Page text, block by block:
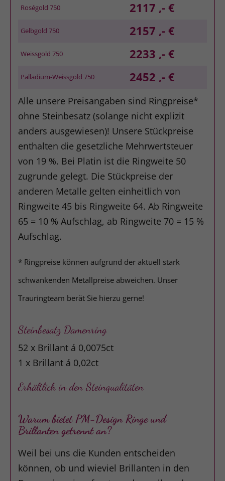
Roségold 750 2117 ,- €
Gelbgold 750 2157 ,- €
Weissgold 750 2233 ,- €
Palladium-Weissgold 750 2452 ,- €
Alle unsere Preisangaben sind Ringpreise*
ohne Steinbesatz (solange nicht explizit
anders ausgewiesen)! Unsere Stückpreise
enthalten die gesetzliche Mehrwertsteuer
von 19 %. Bei Platin ist die Ringweite 50
zugrunde gelegt. Die Stückpreise der
anderen Metalle gelten einheitlich von
Ringweite 45 bis Ringweite 64. Ab Ringweite
65 = 10 % Aufschlag, ab Ringweite 70 = 15 %
Aufschlag.
* Ringpreise können aufgrund der aktuell stark
schwankenden Metallpreise abweichen. Unser
Trauringteam berät Sie hierzu gerne!
Steinbesatz Damenring
52 x Brillant á 0,0075ct
1 x Brillant á 0,02ct
Erhältlich in den Steinqualitäten
Warum bietet PM-Design Ringe und
Brillanten getrennt an?
Weil bei uns die Kunden entscheiden
können, ob und wieviel Brillanten in den